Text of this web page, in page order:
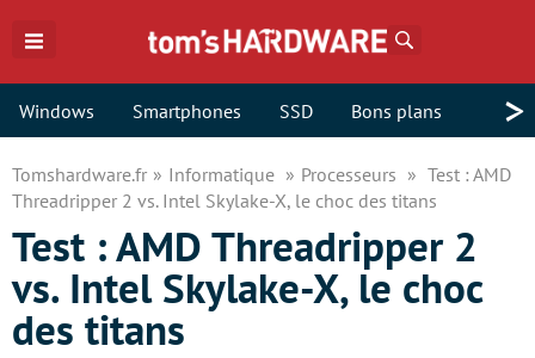
Windows Smartphones SSD Bons plans >
Tomshardware.fr Informatique Processeurs
Test : AMD
Threadripper 2 vs. Intel Skylake-X, le choc des titans
Test : AMD Threadripper 2
vs. Intel Skylake-X, le choc
des titans